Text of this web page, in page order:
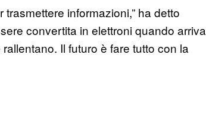
informazioni,” ha detto
convertita in elettroni quando arriva
Il futuro è fare tutto con la